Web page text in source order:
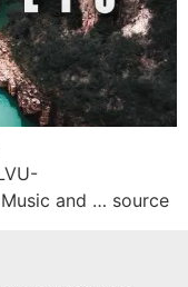
Music and … source